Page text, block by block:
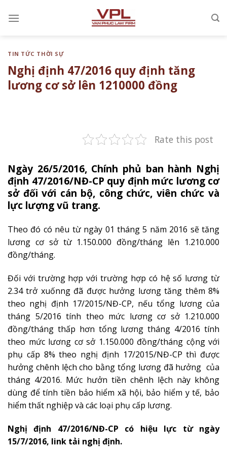
đến
TIN TỨC THỜI SỰ
Nghị định 47/2016 quy định tăng
lương cơ sở lên 1210000 đồng
Rate this post
Ngày 26/5/2016, Chính phủ ban hành Nghị
định 47/2016/NĐ-CP quy định mức lương cơ
sở đối với cán bộ, công chức, viên chức và
lực lượng vũ trang.
Theo đó có nêu từ ngày 01 tháng 5 năm 2016 sẽ tăng
lương cơ sở từ 1.150.000 đồng/tháng lên 1.210.000
đồng/tháng.
Đối với trường hợp với trường hợp có hệ số lương từ
2.34 trở xuốnng đã được hưởng lương tăng thêm 8%
theo nghị định 17/2015/NĐ-CP, nếu tổng lương của
tháng 5/2016 tính theo mức lương cơ sở 1.210.000
đồng/tháng thấp hơn tổng lương tháng 4/2016 tính
theo mức lương cơ sở 1.150.000 đồng/tháng cộng với
phụ cấp 8% theo nghị định 17/2015/NĐ-CP thì được
hưởng chênh lệch cho bằng tổng lương đã hưởng của
tháng 4/2016. Mức hưởn tiền chênh lệch này không
dùng để tính tiền bảo hiểm xã hội, bảo hiểm y tế, bảo
hiểm thất nghiệp và các loại phụ cấp lương.
Nghị định 47/2016/NĐ-CP có hiệu lực từ ngày
15/7/2016, link tải nghị định.